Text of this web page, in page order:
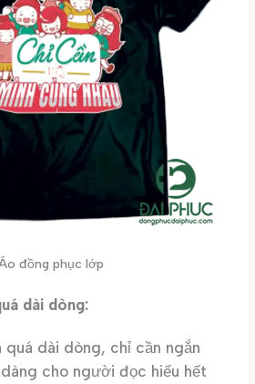
đồng phục lớp
dài dòng:
quá dài dòng, chỉ cần ngắn
cho người đọc hiểu hết